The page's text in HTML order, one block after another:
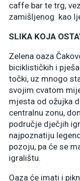
caffe bar te trg,
zamišljenog kao
SLIKA KOJA
Zelena oaza
biciklističkih i
točki, uz mnogo
svojim cvatom
mjesta od ožujka
centralnu zonu,
područje dječjih
najpoznatiju
pozoju, pa će se
igralištu.
Oaza će imati i